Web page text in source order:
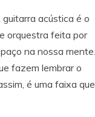
guitarra acústica é o
orquestra feita por
na nossa mente.
fazem lembrar o
é uma faixa que